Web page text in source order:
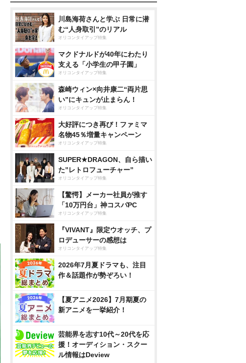
川島海荷さんと学ぶ 日常に潜
む“人身取引”のリアル
オリコンタイアップ特集
マクドナルドが40年にわたり
支える「小学生の甲子園」
オリコンタイアップ特集
森崎ウィン×向井康二“両片思
い”にキュンが止まらん！
オリコンタイアップ特集
大好評につき再び！ファミマ
名物45％増量キャンペーン
オリコンタイアップ特集
SUPER★DRAGON、自ら描い
た”レトロフューチャー”
オリコンタイアップ特集
【驚愕】メーカー社員が推す
「10万円台」神コスパPC
オリコンタイアップ特集
『VIVANT』限定ウオッチ、プ
ロデューサーの感想は
オリコンタイアップ特集
2026年7月夏ドラマも、注目
作＆話題作が勢ぞろい！
【夏アニメ2026】7月期夏の
新アニメを一挙紹介！
芸能界を志す10代～20代を応
援！オーディション・スクー
ル情報はDeview